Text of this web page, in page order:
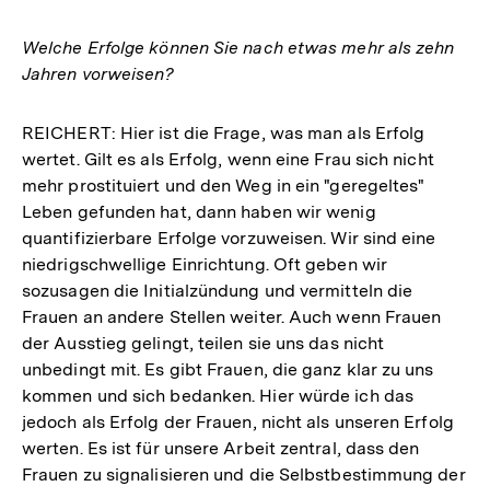
Welche Erfolge können Sie nach etwas mehr als zehn
Jahren vorweisen?
REICHERT: Hier ist die Frage, was man als Erfolg
wertet. Gilt es als Erfolg, wenn eine Frau sich nicht
mehr prostituiert und den Weg in ein "geregeltes"
Leben gefunden hat, dann haben wir wenig
quantifizierbare Erfolge vorzuweisen. Wir sind eine
niedrigschwellige Einrichtung. Oft geben wir
sozusagen die Initialzündung und vermitteln die
Frauen an andere Stellen weiter. Auch wenn Frauen
der Ausstieg gelingt, teilen sie uns das nicht
unbedingt mit. Es gibt Frauen, die ganz klar zu uns
kommen und sich bedanken. Hier würde ich das
jedoch als Erfolg der Frauen, nicht als unseren Erfolg
werten. Es ist für unsere Arbeit zentral, dass den
Frauen zu signalisieren und die Selbstbestimmung der